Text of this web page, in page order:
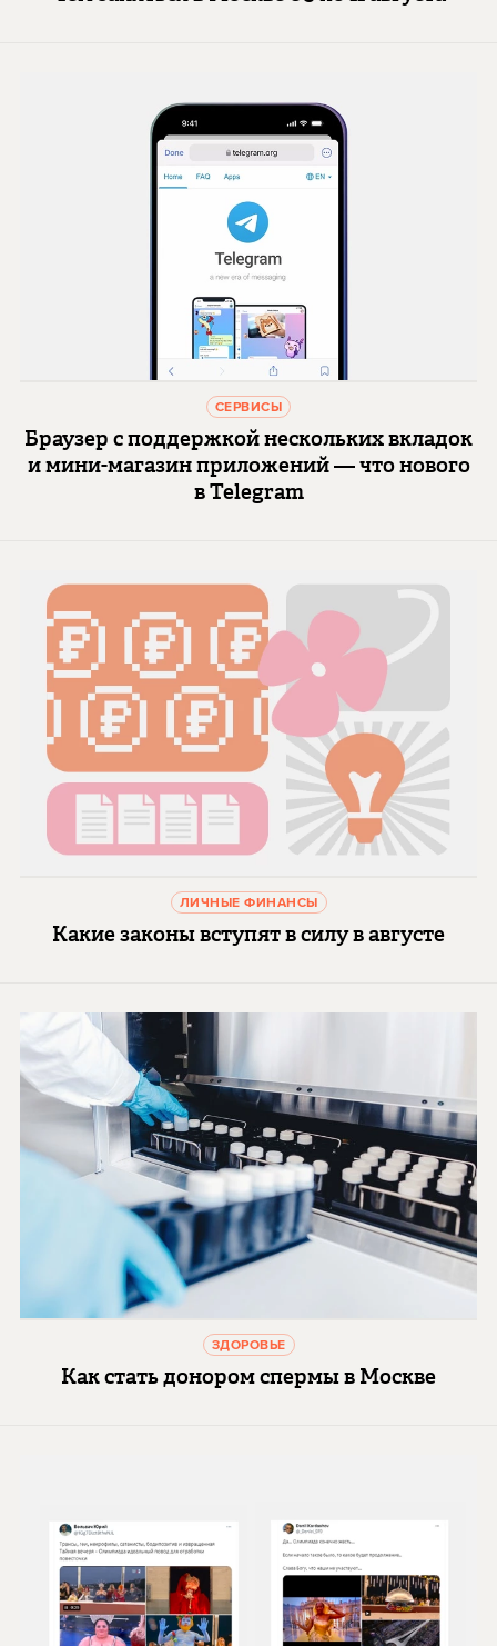
СЕРВИСЫ
Браузер с поддержкой нескольких вкладок
и мини-магазин приложений — что нового
в Telegram
ЛИЧНЫЕ ФИНАНСЫ
Какие законы вступят в силу в августе
ЗДОРОВЬЕ
Как стать донором спермы в Москве